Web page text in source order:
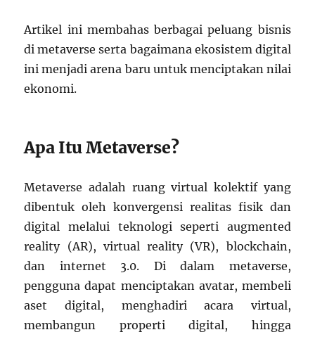
Artikel ini membahas berbagai peluang bisnis
di metaverse serta bagaimana ekosistem digital
ini menjadi arena baru untuk menciptakan nilai
ekonomi.
Apa Itu Metaverse?
Metaverse adalah ruang virtual kolektif yang
dibentuk oleh konvergensi realitas fisik dan
digital melalui teknologi seperti augmented
reality (AR), virtual reality (VR), blockchain,
dan internet 3.0. Di dalam metaverse,
pengguna dapat menciptakan avatar, membeli
aset digital, menghadiri acara virtual,
membangun properti digital, hingga